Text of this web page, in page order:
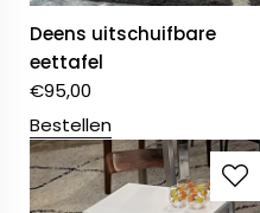
Deens uitschuifbare
eettafel
€95,00
Bestellen